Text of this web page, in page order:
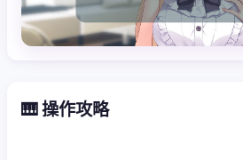
🎹 操作攻略